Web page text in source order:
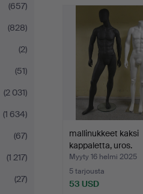
(657)
(828)
(2)
(51)
(2 031)
(1 634)
(67)
(1 217)
(27)
mallinukkeet kaksi
kappaletta, uros.
Myyty 16 helmi 2025
5 tarjousta
53 USD